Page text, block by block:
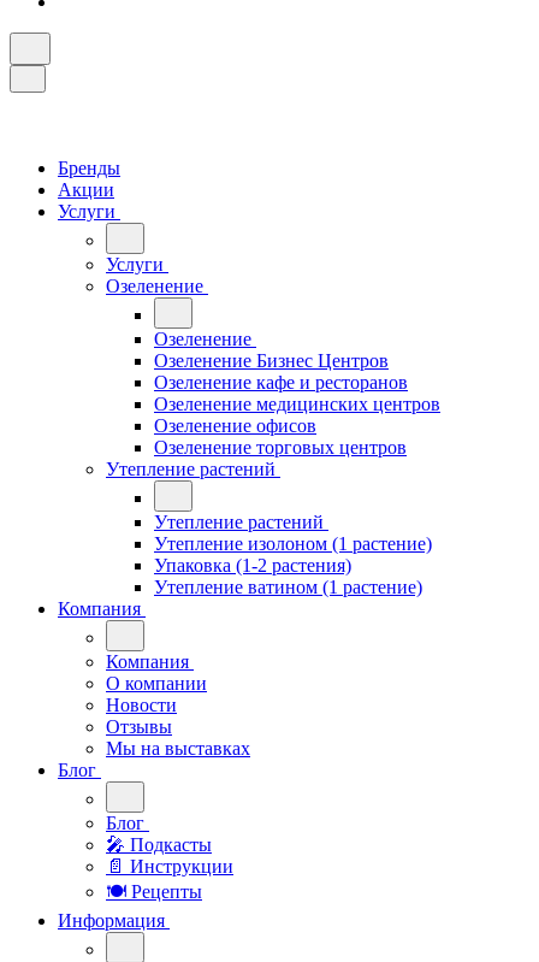
Бренды
Акции
Услуги
Услуги
Озеленение
Озеленение
Озеленение Бизнес Центров
Озеленение кафе и ресторанов
Озеленение медицинских центров
Озеленение офисов
Озеленение торговых центров
Утепление растений
Утепление растений
Утепление изолоном (1 растение)
Упаковка (1-2 растения)
Утепление ватином (1 растение)
Компания
Компания
О компании
Новости
Отзывы
Мы на выставках
Блог
Блог
🎤︎︎ Подкасты
📄 Инструкции
🍽 Рецепты
Информация